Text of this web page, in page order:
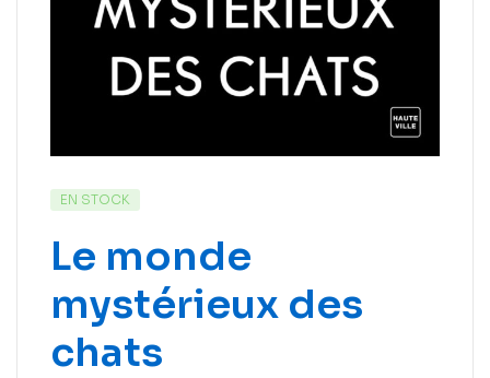
EN STOCK
Le monde
mystérieux des
chats